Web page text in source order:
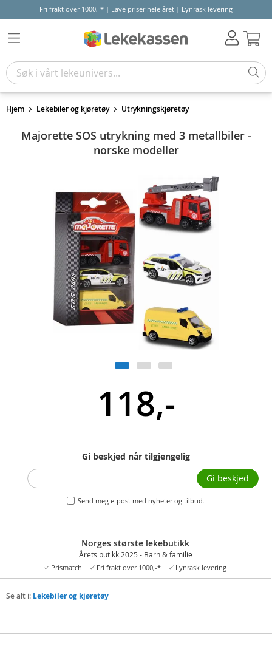
Fri frakt over 1000,-* | Lave priser hele året | Lynrask levering
Hjem Lekebiler og kjøretøy Utrykningskjøretøy
Majorette SOS utrykning med 3 metallbiler -
norske modeller
118,-
Gi beskjed når tilgjengelig
Send meg e-post med nyheter og tilbud.
Gi beskjed
Norges største lekebutikk
Årets butikk 2025 - Barn & familie
Prismatch Fri frakt over 1000,-* Lynrask levering
Se alt i: Lekebiler og kjøretøy